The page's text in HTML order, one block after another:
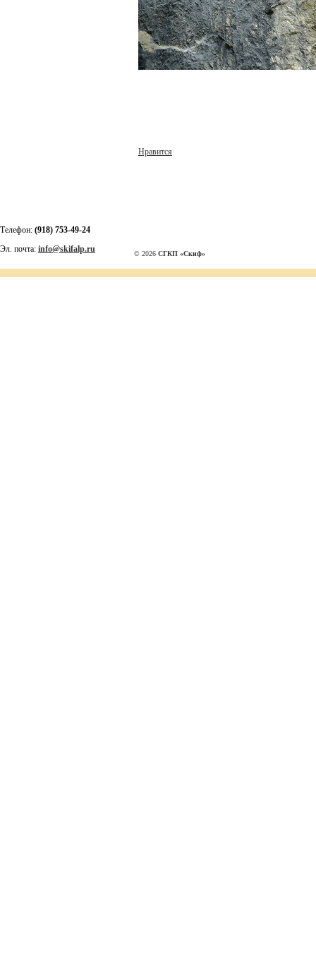
Нравится
Телефон: (918) 753-49-24
Эл. почта: info@skifalp.ru © 2026 СГКП «Скиф»